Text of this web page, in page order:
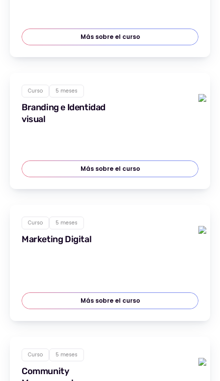
Más sobre el curso
Curso 5 meses
Branding e Identidad
visual
Más sobre el curso
Curso 5 meses
Marketing Digital
Más sobre el curso
Curso 5 meses
Community